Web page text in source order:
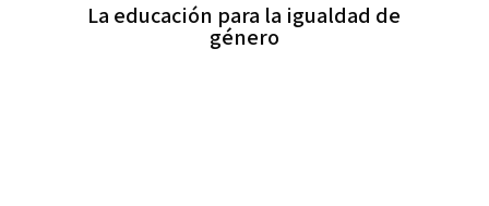
La educación para la igualdad de
género